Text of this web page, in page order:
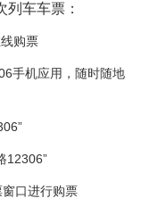
列车车票：
购票
手机应用，随时随地
12306”
口进行购票